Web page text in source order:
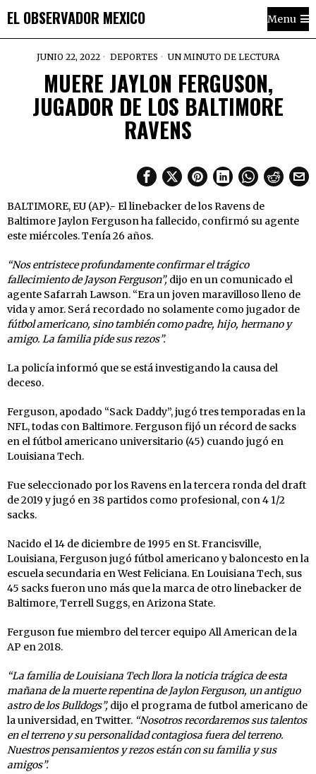
EL OBSERVADOR MEXICO Menu
JUNIO 22, 2022 DEPORTES UN MINUTO DE LECTURA
MUERE JAYLON FERGUSON,
JUGADOR DE LOS BALTIMORE
RAVENS
BALTIMORE, EU (AP).- El linebacker de los Ravens de
Baltimore Jaylon Ferguson ha fallecido, confirmó su agente
este miércoles. Tenía 26 años.
“Nos entristece profundamente confirmar el trágico
fallecimiento de Jayson Ferguson”, dijo en un comunicado el
agente Safarrah Lawson. “Era un joven maravilloso lleno de
vida y amor. Será recordado no solamente como jugador de
fútbol americano, sino también como padre, hijo, hermano y
amigo. La familia pide sus rezos”.
La policía informó que se está investigando la causa del
deceso.
Ferguson, apodado “Sack Daddy”, jugó tres temporadas en la
NFL, todas con Baltimore. Ferguson fijó un récord de sacks
en el fútbol americano universitario (45) cuando jugó en
Louisiana Tech.
Fue seleccionado por los Ravens en la tercera ronda del draft
de 2019 y jugó en 38 partidos como profesional, con 4 1/2
sacks.
Nacido el 14 de diciembre de 1995 en St. Francisville,
Louisiana, Ferguson jugó fútbol americano y baloncesto en la
escuela secundaria en West Feliciana. En Louisiana Tech, sus
45 sacks fueron uno más que la marca de otro linebacker de
Baltimore, Terrell Suggs, en Arizona State.
Ferguson fue miembro del tercer equipo All American de la
AP en 2018.
“La familia de Louisiana Tech llora la noticia trágica de esta
mañana de la muerte repentina de Jaylon Ferguson, un antiguo
astro de los Bulldogs”, dijo el programa de futbol americano de
la universidad, en Twitter. “Nosotros recordaremos sus talentos
en el terreno y su personalidad contagiosa fuera del terreno.
Nuestros pensamientos y rezos están con su familia y sus
amigos”.